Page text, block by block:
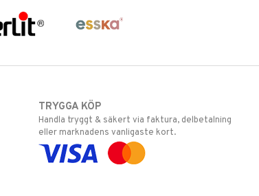
TRYGGA KÖP
Handla tryggt & säkert via faktura, delbetalning
eller marknadens vanligaste kort.